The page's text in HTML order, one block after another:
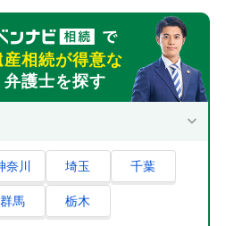
や電話で相続税申告の無料相談
続税や贈与税についての無料相
定条件を満たせば弁護士や司法
談が可能
無料相談ができる専門家
税の申告手続きや節税に関して
合
産相続が得意な
弁護士を探す
奈川 埼玉 千葉
群馬 栃木